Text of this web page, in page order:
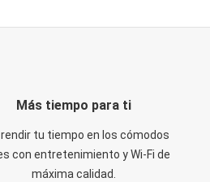
Más tiempo para ti
rendir tu tiempo en los cómodos
con entretenimiento y Wi-Fi de
máxima calidad.